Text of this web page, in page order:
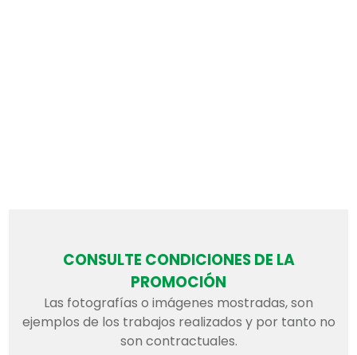
CONSULTE CONDICIONES DE LA
PROMOCIÓN
Las fotografías o imágenes mostradas, son
ejemplos de los trabajos realizados y por tanto no
son contractuales.